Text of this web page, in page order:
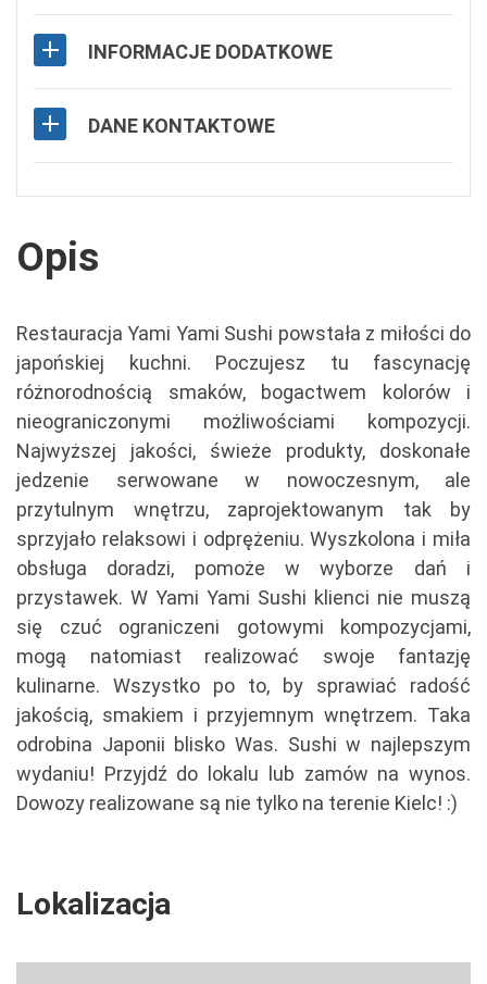
INFORMACJE DODATKOWE
DANE KONTAKTOWE
Opis
Restauracja Yami Yami Sushi powstała z miłości do
japońskiej kuchni. Poczujesz tu fascynację
różnorodnością smaków, bogactwem kolorów i
nieograniczonymi możliwościami kompozycji.
Najwyższej jakości, świeże produkty, doskonałe
jedzenie serwowane w nowoczesnym, ale
przytulnym wnętrzu, zaprojektowanym tak by
sprzyjało relaksowi i odprężeniu. Wyszkolona i miła
obsługa doradzi, pomoże w wyborze dań i
przystawek. W Yami Yami Sushi klienci nie muszą
się czuć ograniczeni gotowymi kompozycjami,
mogą natomiast realizować swoje fantazję
kulinarne. Wszystko po to, by sprawiać radość
jakością, smakiem i przyjemnym wnętrzem. Taka
odrobina Japonii blisko Was. Sushi w najlepszym
wydaniu! Przyjdź do lokalu lub zamów na wynos.
Dowozy realizowane są nie tylko na terenie Kielc! :)
Lokalizacja